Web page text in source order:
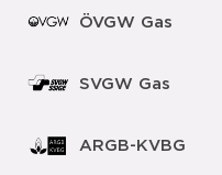
ÖVGW Gas
SVGW Gas
ARGB-KVBG